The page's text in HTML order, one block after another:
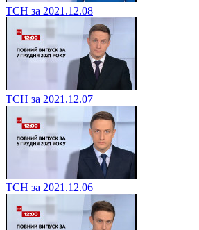
ТСН за 2021.12.08
ТСН за 2021.12.07
ТСН за 2021.12.06